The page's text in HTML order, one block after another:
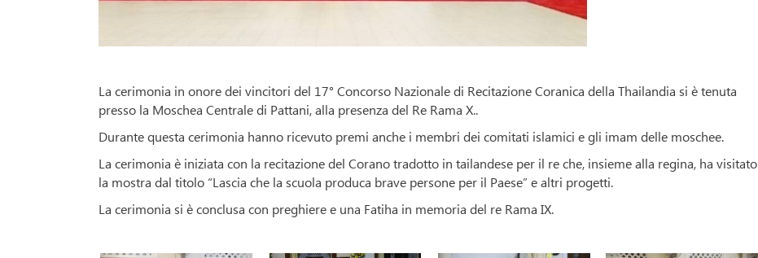
La cerimonia in onore dei vincitori del 17° Concorso Nazionale di Recitazione Coranica della Thailandia si è tenuta
presso la Moschea Centrale di Pattani, alla presenza del Re Rama X..
Durante questa cerimonia hanno ricevuto premi anche i membri dei comitati islamici e gli imam delle moschee.
La cerimonia è iniziata con la recitazione del Corano tradotto in tailandese per il re che, insieme alla regina, ha visitato
la mostra dal titolo “Lascia che la scuola produca brave persone per il Paese” e altri progetti.
La cerimonia si è conclusa con preghiere e una Fatiha in memoria del re Rama IX.